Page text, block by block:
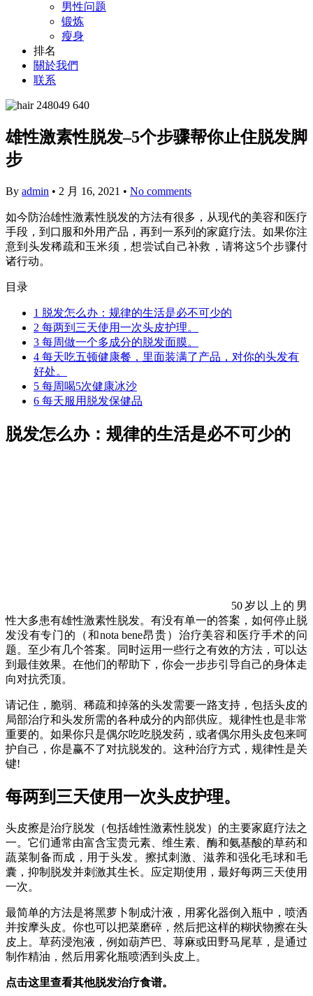
男性问题
锻炼
瘦身
排名
關於我們
联系
雄性激素性脱发–5个步骤帮你止住脱发脚
步
By admin • 2 月 16, 2021 • No comments
如今防治雄性激素性脱发的方法有很多，从现代的美容和医疗
手段，到口服和外用产品，再到一系列的家庭疗法。如果你注
意到头发稀疏和玉米须，想尝试自己补救，请将这5个步骤付
诸行动。
目录
1 脱发怎么办：规律的生活是必不可少的
2 每两到三天使用一次头皮护理。
3 每周做一个多成分的脱发面膜。
4 每天吃五顿健康餐，里面装满了产品，对你的头发有
好处。
5 每周喝5次健康冰沙
6 每天服用脱发保健品
脱发怎么办：规律的生活是必不可少的
50岁以上的男
性大多患有雄性激素性脱发。有没有单一的答案，如何停止脱
发没有专门的（和nota bene昂贵）治疗美容和医疗手术的问
题。至少有几个答案。同时运用一些行之有效的方法，可以达
到最佳效果。在他们的帮助下，你会一步步引导自己的身体走
向对抗秃顶。
请记住，脆弱、稀疏和掉落的头发需要一路支持，包括头皮的
局部治疗和头发所需的各种成分的内部供应。规律性也是非常
重要的。如果你只是偶尔吃吃脱发药，或者偶尔用头皮包来呵
护自己，你是赢不了对抗脱发的。这种治疗方式，规律性是关
键!
每两到三天使用一次头皮护理。
头皮擦是治疗脱发（包括雄性激素性脱发）的主要家庭疗法之
一。它们通常由富含宝贵元素、维生素、酶和氨基酸的草药和
蔬菜制备而成，用于头发。擦拭刺激、滋养和强化毛球和毛
囊，抑制脱发并刺激其生长。应定期使用，最好每两三天使用
一次。
最简单的方法是将黑萝卜制成汁液，用雾化器倒入瓶中，喷洒
并按摩头皮。你也可以把菜磨碎，然后把这样的糊状物擦在头
皮上。草药浸泡液，例如葫芦巴、荨麻或田野马尾草，是通过
制作精油，然后用雾化瓶喷洒到头皮上。
点击这里查看其他脱发治疗食谱。